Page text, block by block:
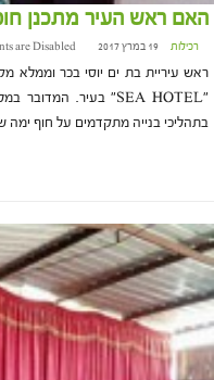
האם ראש העיר מתכנן
רכילות 19 במרץ 2017 at 11:18 are Disabled
ראש עיריית בת ים יוסי בכר וממלא
בתהליכי בנייה מתקדמים על חוף